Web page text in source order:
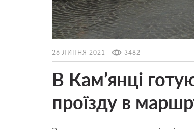
26 ЛИПНЯ 2021 | 3482
В Кам’янці
проїзду в